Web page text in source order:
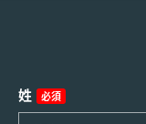
姓 必須